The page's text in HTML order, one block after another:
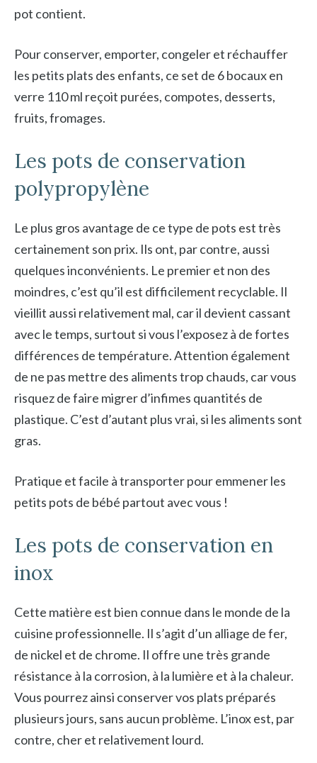
pot contient.
Pour conserver, emporter, congeler et réchauffer
les petits plats des enfants, ce set de 6 bocaux en
verre 110 ml reçoit purées, compotes, desserts,
fruits, fromages.
Les pots de conservation
polypropylène
Le plus gros avantage de ce type de pots est très
certainement son prix. Ils ont, par contre, aussi
quelques inconvénients. Le premier et non des
moindres, c’est qu’il est difficilement recyclable. Il
vieillit aussi relativement mal, car il devient cassant
avec le temps, surtout si vous l’exposez à de fortes
différences de température. Attention également
de ne pas mettre des aliments trop chauds, car vous
risquez de faire migrer d’infimes quantités de
plastique. C’est d’autant plus vrai, si les aliments sont
gras.
Pratique et facile à transporter pour emmener les
petits pots de bébé partout avec vous !
Les pots de conservation en
inox
Cette matière est bien connue dans le monde de la
cuisine professionnelle. Il s’agit d’un alliage de fer,
de nickel et de chrome. Il offre une très grande
résistance à la corrosion, à la lumière et à la chaleur.
Vous pourrez ainsi conserver vos plats préparés
plusieurs jours, sans aucun problème. L’inox est, par
contre, cher et relativement lourd.